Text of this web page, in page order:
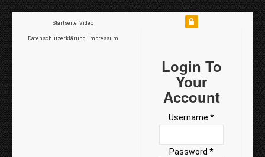
Startseite Video
Datenschutzerklärung Impressum
Login To
Your
Account
Username *
Password *